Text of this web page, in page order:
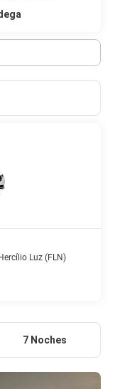
Luz (FLN)
7 Noches